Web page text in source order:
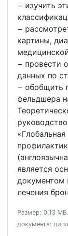
− изучить
−
картины,
− провести
данных по
− обобщить
фельдшера
является
документом
лечения
Размер: 0.13 МБ.
документа: